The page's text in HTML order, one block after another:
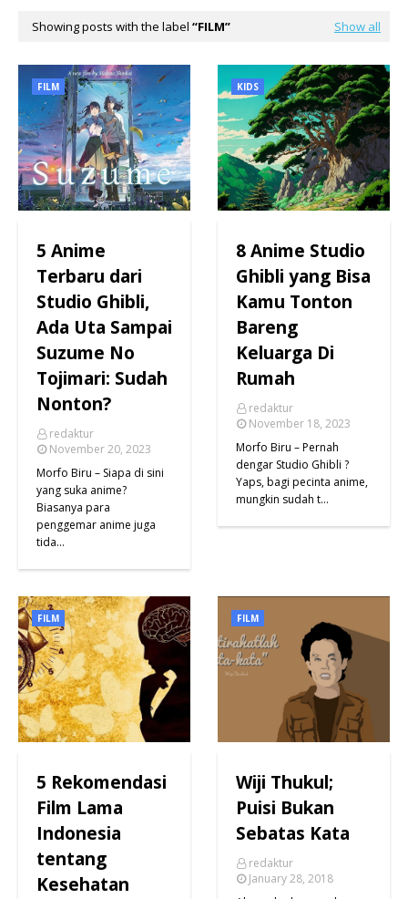
Showing posts with the label FILM Show all
FILM
5 Anime
Terbaru dari
Studio Ghibli,
Ada Uta Sampai
Suzume No
Tojimari: Sudah
Nonton?
redaktur
November 20, 2023
Morfo Biru – Siapa di sini
yang suka anime?
Biasanya para
penggemar anime juga
tida…
KIDS
8 Anime Studio
Ghibli yang Bisa
Kamu Tonton
Bareng
Keluarga Di
Rumah
redaktur
November 18, 2023
Morfo Biru – Pernah
dengar Studio Ghibli ?
Yaps, bagi pecinta anime,
mungkin sudah t…
FILM
5 Rekomendasi
Film Lama
Indonesia
tentang
Kesehatan
FILM
Wiji Thukul;
Puisi Bukan
Sebatas Kata
redaktur
January 28, 2018